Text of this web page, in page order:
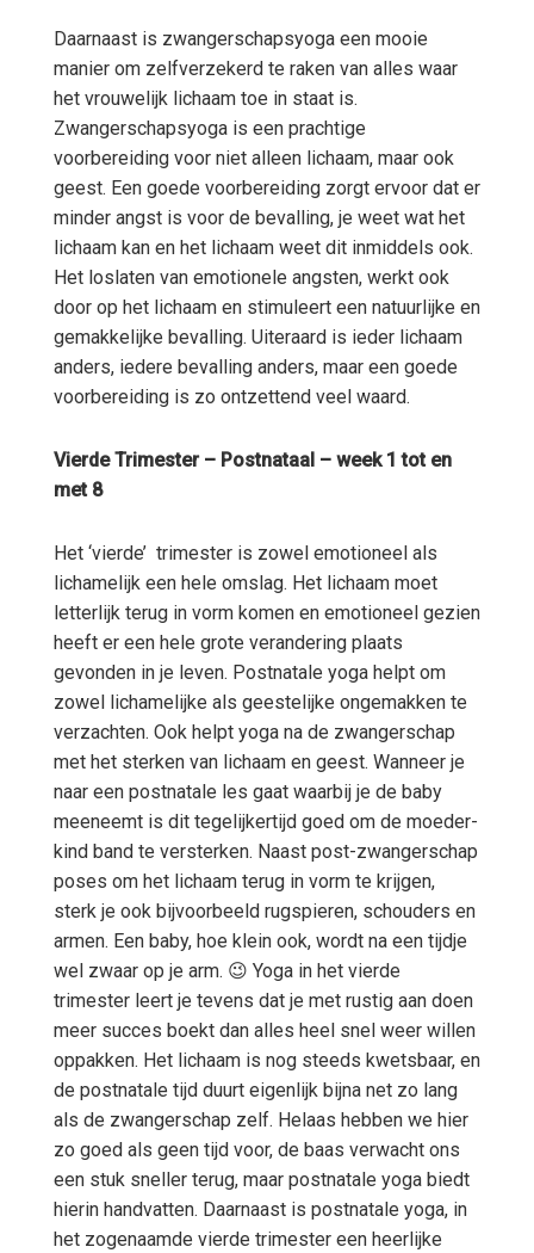
Daarnaast is zwangerschapsyoga een mooie
manier om zelfverzekerd te raken van alles waar
het vrouwelijk lichaam toe in staat is.
Zwangerschapsyoga is een prachtige
voorbereiding voor niet alleen lichaam, maar ook
geest. Een goede voorbereiding zorgt ervoor dat er
minder angst is voor de bevalling, je weet wat het
lichaam kan en het lichaam weet dit inmiddels ook.
Het loslaten van emotionele angsten, werkt ook
door op het lichaam en stimuleert een natuurlijke en
gemakkelijke bevalling. Uiteraard is ieder lichaam
anders, iedere bevalling anders, maar een goede
voorbereiding is zo ontzettend veel waard.
Vierde Trimester – Postnataal – week 1 tot en
met 8
Het ‘vierde’ trimester is zowel emotioneel als
lichamelijk een hele omslag. Het lichaam moet
letterlijk terug in vorm komen en emotioneel gezien
heeft er een hele grote verandering plaats
gevonden in je leven. Postnatale yoga helpt om
zowel lichamelijke als geestelijke ongemakken te
verzachten. Ook helpt yoga na de zwangerschap
met het sterken van lichaam en geest. Wanneer je
naar een postnatale les gaat waarbij je de baby
meeneemt is dit tegelijkertijd goed om de moeder-
kind band te versterken. Naast post-zwangerschap
poses om het lichaam terug in vorm te krijgen,
sterk je ook bijvoorbeeld rugspieren, schouders en
armen. Een baby, hoe klein ook, wordt na een tijdje
wel zwaar op je arm. 😉 Yoga in het vierde
trimester leert je tevens dat je met rustig aan doen
meer succes boekt dan alles heel snel weer willen
oppakken. Het lichaam is nog steeds kwetsbaar, en
de postnatale tijd duurt eigenlijk bijna net zo lang
als de zwangerschap zelf. Helaas hebben we hier
zo goed als geen tijd voor, de baas verwacht ons
een stuk sneller terug, maar postnatale yoga biedt
hierin handvatten. Daarnaast is postnatale yoga, in
het zogenaamde vierde trimester een heerlijke